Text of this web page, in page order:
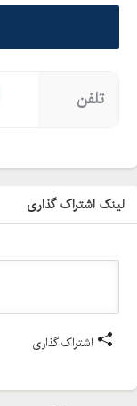
تلفن
لینک اشتراک گذاری
اشتراک گذاری